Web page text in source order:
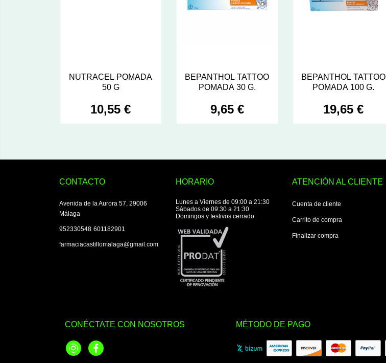
NUTRACEL POMADA
50 G
10,55 €
BEPANTHOL TATTOO
POMADA 30 G.
9,65 €
BEPANTHOL TATTOO
POMADA 100 G.
19,65 €
CONTACTO
Avenida de la Aurora 57, 29006
Málaga
952330548 601182901
farmaciacastillomalaga@gmail.com
HORARIO
Lunes a Viernes de 09:00 a 21:30
Sábados de 09:30 a 21:30
Domingos y festivos cerrado
ATENCIÓN AL CLIENTE
Cuenta de cliente
Carrito de compra
Finalizar compra
CONÉCTATE CON NOSOTROS
InstagramFacebook
MÉTODO DE PAGO